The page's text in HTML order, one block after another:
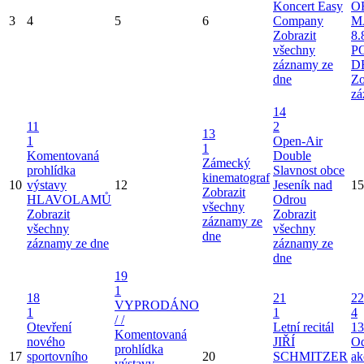
3 4 5 6
Koncert Easy
Company
Zobrazit
všechny
záznamy ze
dne
10
11
1
Komentovaná
prohlídka
výstavy
HLAVOLAMŮ
Zobrazit
všechny
záznamy ze dne
12
13
1
Zámecký
kinematograf
Zobrazit
všechny
záznamy ze
dne
14
2
Open-Air
Double
Slavnost obce
Jeseník nad
Odrou
Zobrazit
všechny
záznamy ze
dne
15
17
18
1
Otevření
nového
sportovního
19
1
VYPRODÁNO
/ /
Komentovaná
prohlídka
20
21
1
Letní recitál
JIŘÍ
SCHMITZER
22
4